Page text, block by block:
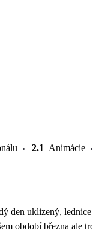
2.1 Animácie
den uklizený, lednice
období března ale